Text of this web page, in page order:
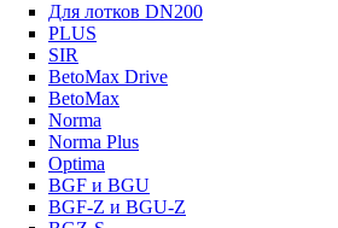
Для лотков DN200
PLUS
SIR
BetoMax Drive
BetoMax
Norma
Norma Plus
Optima
BGF и BGU
BGF-Z и BGU-Z